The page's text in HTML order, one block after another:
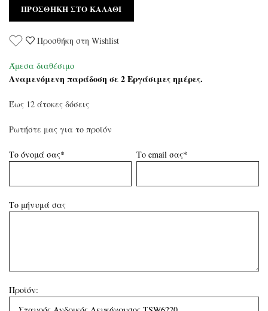
ΠΡΟΣΘΉΚΗ ΣΤΟ ΚΑΛΆΘΙ
Προσθήκη στη Wishlist
Άμεσα διαθέσιμο
Αναμενόμενη παράδοση σε 2 Εργάσιμες ημέρες.
Έως 12 άτοκες δόσεις
Ρωτήστε μας για το προϊόν
Το όνομά σας* Το email σας*
Το μήνυμά σας
Προϊόν: